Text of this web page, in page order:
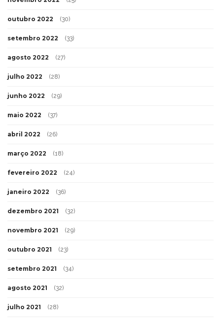
outubro 2022 (30)
setembro 2022 (33)
agosto 2022 (27)
julho 2022 (28)
junho 2022 (29)
maio 2022 (37)
abril 2022 (26)
março 2022 (18)
fevereiro 2022 (24)
janeiro 2022 (36)
dezembro 2021 (32)
novembro 2021 (29)
outubro 2021 (23)
setembro 2021 (34)
agosto 2021 (32)
julho 2021 (28)